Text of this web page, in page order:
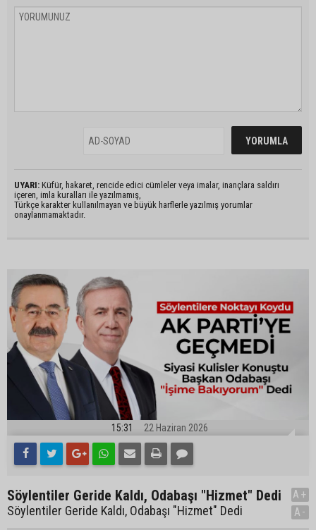
UYARI: Küfür, hakaret, rencide edici cümleler veya imalar, inançlara saldırı
içeren, imla kuralları ile yazılmamış,
Türkçe karakter kullanılmayan ve büyük harflerle yazılmış yorumlar
onaylanmamaktadır.
15:31 22 Haziran 2026
Söylentiler Geride Kaldı, Odabaşı "Hizmet" Dedi
Söylentiler Geride Kaldı, Odabaşı "Hizmet" Dedi
A+
A-